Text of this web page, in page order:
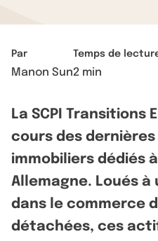
Par
Manon Sun
Temps de
2 min
La SCPI Transitions
cours des
immobiliers dédiés
Allemagne. Loués
dans le commerce
détachées, ces